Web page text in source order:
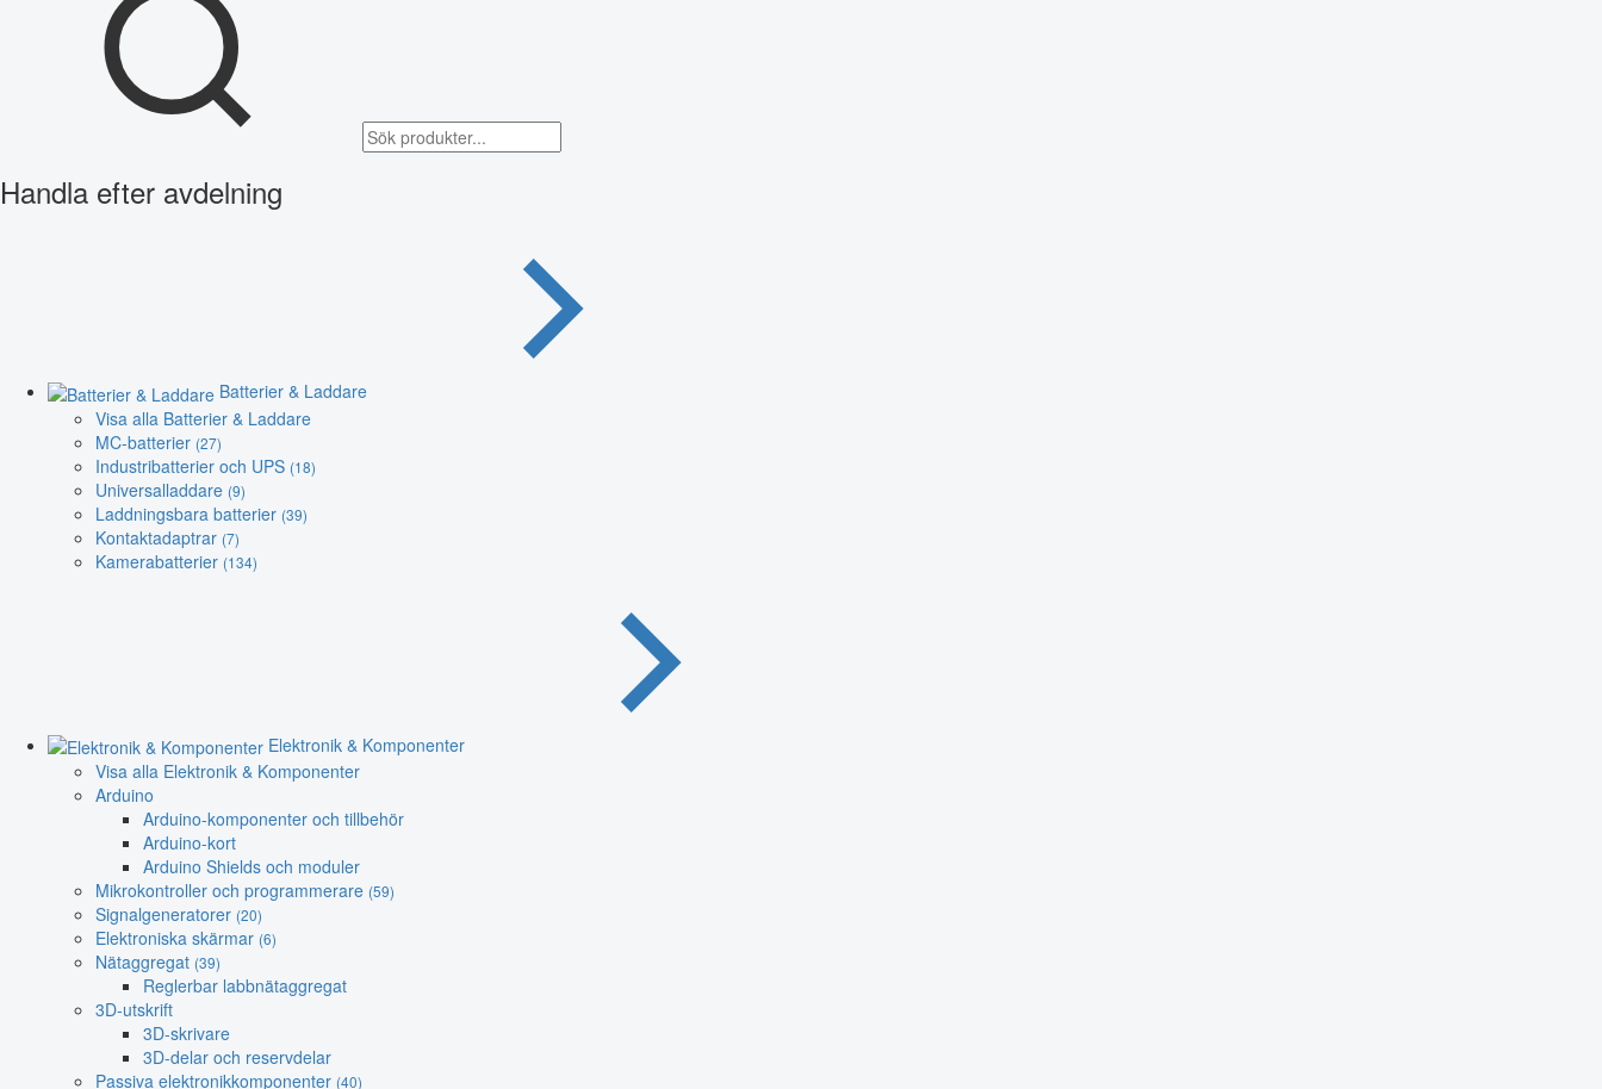
Handla efter avdelning
Batterier & Laddare
Visa alla Batterier & Laddare
MC-batterier (27)
Industribatterier och UPS (18)
Universalladdare (9)
Laddningsbara batterier (39)
Kontaktadaptrar (7)
Kamerabatterier (134)
Elektronik & Komponenter
Visa alla Elektronik & Komponenter
Arduino
Arduino-komponenter och tillbehör
Arduino-kort
Arduino Shields och moduler
Mikrokontroller och programmerare (59)
Signalgeneratorer (20)
Elektroniska skärmar (6)
Nätaggregat (39)
Reglerbar labbnätaggregat
3D-utskrift
3D-skrivare
3D-delar och reservdelar
Passiva elektronikkomponenter (40)